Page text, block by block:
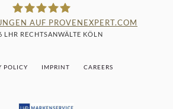
AUF PROVENEXPERT.COM
LHR RECHTSANWÄLTE KÖLN
POLICY IMPRINT CAREERS